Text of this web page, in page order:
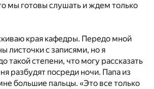
мы готовы слушать и ждем только
края кафедры. Передо мной
листочки с записями, но я
такой степени, что могу рассказать
разбудят посреди ночи. Папа из
большие пальцы. «Это все только